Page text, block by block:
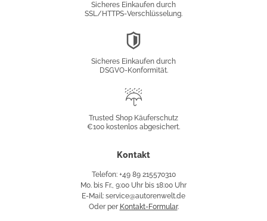
Sicheres Einkaufen durch
SSL/HTTPS-Verschlüsselung.
Sicheres Einkaufen durch
DSGVO-Konformität.
Käuferschutz
Trusted Shop Käuferschutz
€100 kostenlos abgesichert.
Kontakt
Telefon: +49 89 215570310
Mo. bis Fr., 9:00 Uhr bis 18:00 Uhr
E-Mail: service@autorenwelt.de
Oder per Kontakt-Formular.